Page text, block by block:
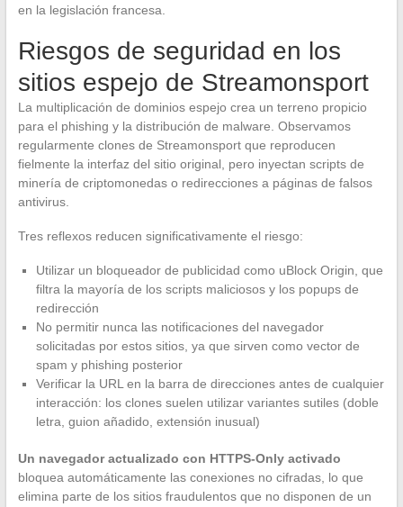
en la legislación francesa.
Riesgos de seguridad en los
sitios espejo de Streamonsport
La multiplicación de dominios espejo crea un terreno propicio
para el phishing y la distribución de malware. Observamos
regularmente clones de Streamonsport que reproducen
fielmente la interfaz del sitio original, pero inyectan scripts de
minería de criptomonedas o redirecciones a páginas de falsos
antivirus.
Tres reflexos reducen significativamente el riesgo:
Utilizar un bloqueador de publicidad como uBlock Origin, que
filtra la mayoría de los scripts maliciosos y los popups de
redirección
No permitir nunca las notificaciones del navegador
solicitadas por estos sitios, ya que sirven como vector de
spam y phishing posterior
Verificar la URL en la barra de direcciones antes de cualquier
interacción: los clones suelen utilizar variantes sutiles (doble
letra, guion añadido, extensión inusual)
Un navegador actualizado con HTTPS-Only activado
bloquea automáticamente las conexiones no cifradas, lo que
elimina parte de los sitios fraudulentos que no disponen de un